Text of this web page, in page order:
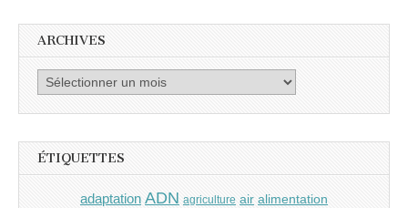
ARCHIVES
Archives
ÉTIQUETTES
adaptation ADN agriculture air alimentation